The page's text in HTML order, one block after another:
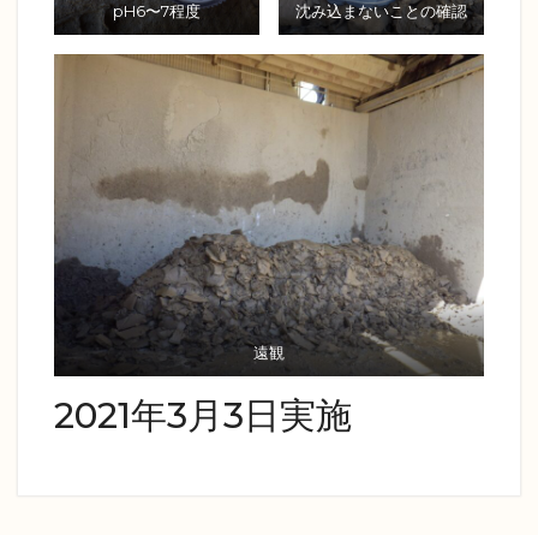
pH6〜7程度 沈み込まないことの確認
遠観
2021年3月3日実施